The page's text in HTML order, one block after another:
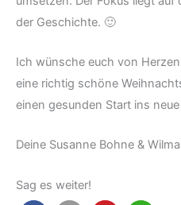
der Geschichte. 🙂
Ich wünsche euch von
eine richtig schöne
einen gesunden Start ins
Deine Susanne Bohne &
Sag es weiter!